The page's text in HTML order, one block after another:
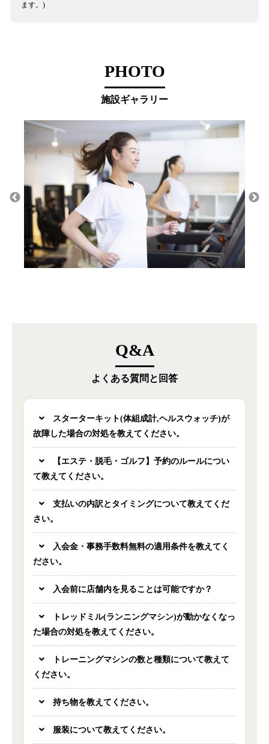
ます。)
PHOTO
施設ギャラリー
Q&A
よくある質問と回答
スターターキット(体組成計,ヘルスウォッチ)が
故障した場合の対処を教えてください。
【エステ・脱毛・ゴルフ】予約のルールについ
て教えてください。
支払いの内訳とタイミングについて教えてくだ
さい。
入会金・事務手数料無料の適用条件を教えてく
ださい。
入会前に店舗内を見ることは可能ですか？
トレッドミル(ランニングマシン)が動かなくなっ
た場合の対処を教えてください。
トレーニングマシンの数と種類について教えて
ください。
持ち物を教えてください。
服装について教えてください。